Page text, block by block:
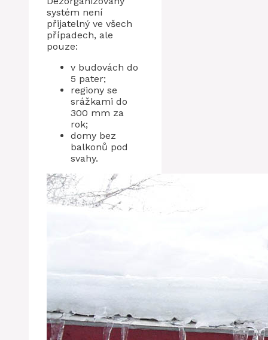
systém není
přijatelný ve všech
případech, ale
pouze:
v budovách do
5 pater;
regiony se
srážkami do
300 mm za
rok;
domy bez
balkonů pod
svahy.